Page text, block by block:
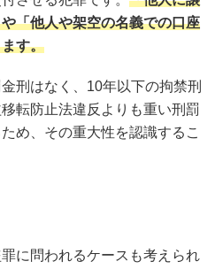
「他人や架空の名義での口座
す。
刑はなく、10年以下の拘禁刑
転防止法違反よりも重い刑罰
め、その重大性を認識するこ
に問われるケースも考えられ